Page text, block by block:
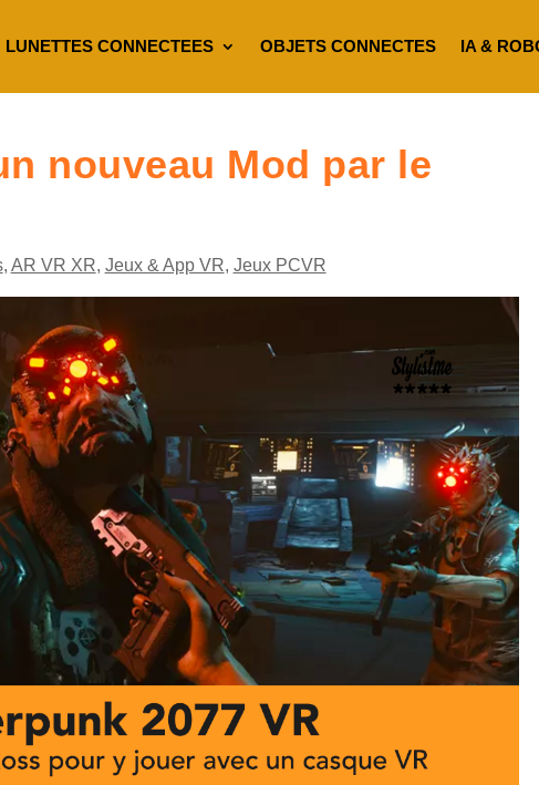
LUNETTES CONNECTEES OBJETS CONNECTES IA &
nouveau Mod par le
, AR VR XR, Jeux & App VR, Jeux PCVR